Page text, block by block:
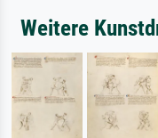
Weitere